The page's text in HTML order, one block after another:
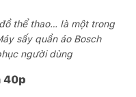
thể thao… là một trong
sấy quần áo Bosch
người dùng
40p